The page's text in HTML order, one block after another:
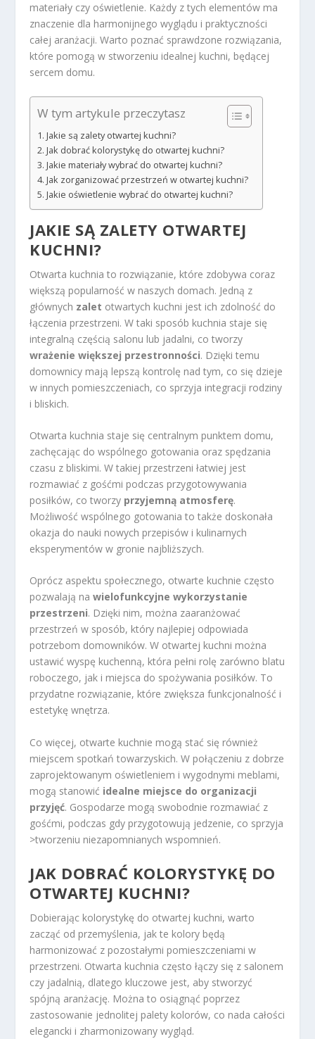
materiały czy oświetlenie. Każdy z tych elementów ma
znaczenie dla harmonijnego wyglądu i praktyczności
całej aranżacji. Warto poznać sprawdzone rozwiązania,
które pomogą w stworzeniu idealnej kuchni, będącej
sercem domu.
W tym artykule przeczytasz
Jakie są zalety otwartej kuchni?
Jak dobrać kolorystykę do otwartej kuchni?
Jakie materiały wybrać do otwartej kuchni?
Jak zorganizować przestrzeń w otwartej kuchni?
Jakie oświetlenie wybrać do otwartej kuchni?
JAKIE SĄ ZALETY OTWARTEJ
KUCHNI?
Otwarta kuchnia to rozwiązanie, które zdobywa coraz
większą popularność w naszych domach. Jedną z
głównych zalet otwartych kuchni jest ich zdolność do
łączenia przestrzeni. W taki sposób kuchnia staje się
integralną częścią salonu lub jadalni, co tworzy
wrażenie większej przestronności. Dzięki temu
domownicy mają lepszą kontrolę nad tym, co się dzieje
w innych pomieszczeniach, co sprzyja integracji rodziny
i bliskich.
Otwarta kuchnia staje się centralnym punktem domu,
zachęcając do wspólnego gotowania oraz spędzania
czasu z bliskimi. W takiej przestrzeni łatwiej jest
rozmawiać z gośćmi podczas przygotowywania
posiłków, co tworzy przyjemną atmosferę.
Możliwość wspólnego gotowania to także doskonała
okazja do nauki nowych przepisów i kulinarnych
eksperymentów w gronie najbliższych.
Oprócz aspektu społecznego, otwarte kuchnie często
pozwalają nawielofunkcyjne wykorzystanie
przestrzeni. Dzięki nim, można zaaranżować
przestrzeń w sposób, który najlepiej odpowiada
potrzebom domowników. W otwartej kuchni można
ustawić wyspę kuchenną, która pełni rolę zarówno blatu
roboczego, jak i miejsca do spożywania posiłków. To
przydatne rozwiązanie, które zwiększa funkcjonalność i
estetykę wnętrza.
Co więcej, otwarte kuchnie mogą stać się również
miejscem spotkań towarzyskich. W połączeniu z dobrze
zaprojektowanym oświetleniem i wygodnymi meblami,
mogą stanowić idealne miejsce do organizacji
przyjęć. Gospodarze mogą swobodnie rozmawiać z
gośćmi, podczas gdy przygotowują jedzenie, co sprzyja
>tworzeniu niezapomnianych wspomnień.
JAK DOBRAĆ KOLORYSTYKĘ DO
OTWARTEJ KUCHNI?
Dobierając kolorystykę do otwartej kuchni, warto
zacząć od przemyślenia, jak te kolory będą
harmonizować z pozostałymi pomieszczeniami w
przestrzeni. Otwarta kuchnia często łączy się z salonem
czy jadalnią, dlatego kluczowe jest, aby stworzyć
spójną aranżację. Można to osiągnąć poprzez
zastosowanie jednolitej palety kolorów, co nada całości
elegancki i zharmonizowany wygląd.